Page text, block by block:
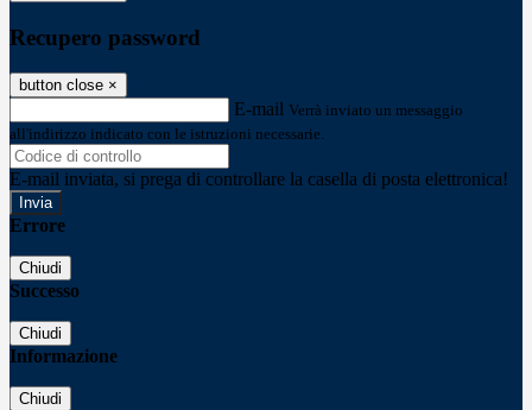
Recupero password
button close ×
E-mail Verrà inviato un messaggio
all'indirizzo indicato con le istruzioni necessarie.
E-mail inviata, si prega di controllare la casella di posta elettronica!
Errore
Chiudi
Successo
Chiudi
Informazione
Chiudi